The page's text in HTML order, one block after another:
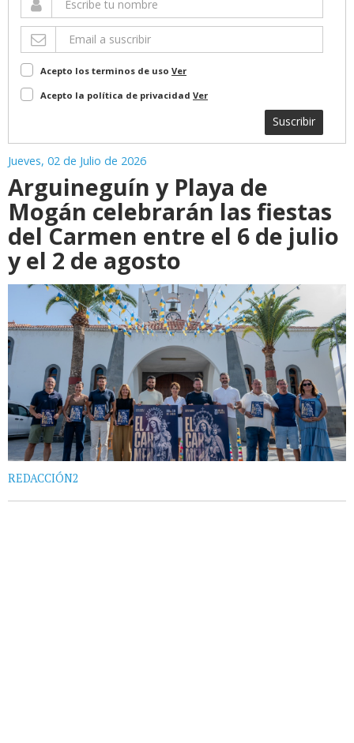
Acepto los terminos de uso Ver
Acepto la política de privacidad Ver
Suscribir
Jueves, 02 de Julio de 2026
Arguineguín y Playa de
Mogán celebrarán las fiestas
del Carmen entre el 6 de julio
y el 2 de agosto
REDACCIÓN2